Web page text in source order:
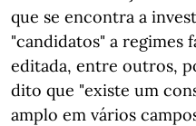
que se encontra a
"candidatos" a regimes
editada, entre outros,
dito que "existe um
amplo em vários